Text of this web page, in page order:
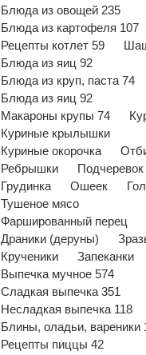
Блюда из овощей 235
Блюда из картофеля 107
Рецепты котлет 59
Блюда из яиц 92
Блюда из круп, паста 74
Блюда из яиц 92
Макароны крупы 74
Куриные крылышки
Куриные окорочка
Ребрышки
Подчеревок
Грудинка
Ошеек
Тушеное мясо
Фаршированный перец
Драники (деруны)
Крученики
Запеканки
Выпечка мучное 574
Сладкая выпечка 351
Несладкая выпечка 118
Блины, оладьи, вареники
Рецепты пиццы 42